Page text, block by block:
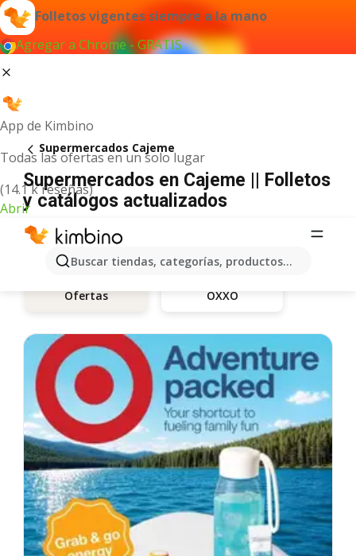
Folletos vigentes siempre a la mano
Agregar a Chrome - GRATIS
App de Kimbino
Todas las ofertas en un solo lugar
(14.1 k reseñas)
Abrir
Buscar tiendas, categorías, productos...
Supermercados Cajeme
Supermercados en Cajeme || Folletos
y catálogos actualizados
Ofertas OXXO